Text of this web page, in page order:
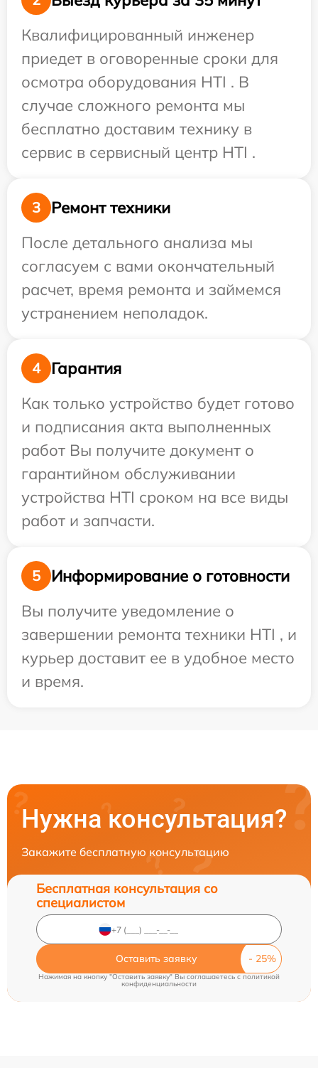
Квалифицированный инженер
приедет в оговоренные сроки для
осмотра оборудования HTI . В
случае сложного ремонта мы
бесплатно доставим технику в
сервис в сервисный центр HTI .
3
Ремонт техники
После детального анализа мы
согласуем с вами окончательный
расчет, время ремонта и займемся
устранением неполадок.
4
Гарантия
Как только устройство будет готово
и подписания акта выполненных
работ Вы получите документ о
гарантийном обслуживании
устройства HTI сроком на все виды
работ и запчасти.
5
Информирование о готовности
Вы получите уведомление о
завершении ремонта техники HTI , и
курьер доставит ее в удобное место
и время.
Нужна консультация?
Закажите бесплатную консультацию
Бесплатная консультация со
специалистом
Оставить заявку
Нажимая на кнопку "Оставить заявку" Вы соглашаетесь cполитикой
конфиденциальности